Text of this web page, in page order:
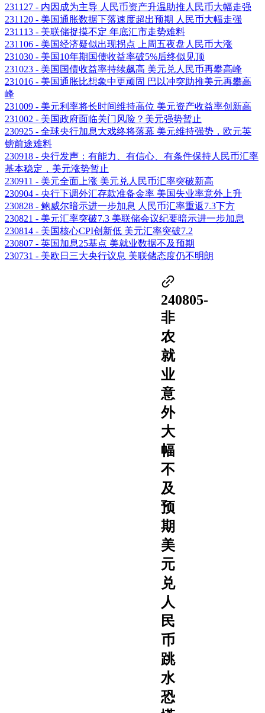
231127 - 内因成为主导 人民币资产升温助推人民币大幅走强
231120 - 美国通胀数据下落速度超出预期 人民币大幅走强
231113 - 美联储捉摸不定 年底汇市走势难料
231106 - 美国经济疑似出现拐点 上周五夜盘人民币大涨
231030 - 美国10年期国债收益率破5%后终似见顶
231023 - 美国国债收益率持续飙高 美元兑人民币再攀高峰
231016 - 美国通胀比想象中更顽固 巴以冲突助推美元再攀高
峰
231009 - 美元利率将长时间维持高位 美元资产收益率创新高
231002 - 美国政府面临关门风险？美元强势暂止
230925 - 全球央行加息大戏终将落幕 美元维持强势，欧元英
镑前途难料
230918 - 央行发声：有能力、有信心、有条件保持人民币汇率
基本稳定，美元涨势暂止
230911 - 美元全面上涨 美元兑人民币汇率突破新高
230904 - 央行下调外汇存款准备金率 美国失业率意外上升
230828 - 鲍威尔暗示进一步加息 人民币汇率重返7.3下方
230821 - 美元汇率突破7.3 美联储会议纪要暗示进一步加息
230814 - 美国核心CPI创新低 美元汇率突破7.2
230807 - 英国加息25基点 美就业数据不及预期
230731 - 美欧日三大央行议息 美联储态度仍不明朗
240805-
非
农
就
业
意
外
大
幅
不
及
预
期
美
元
兑
人
民
币
跳
水
恐